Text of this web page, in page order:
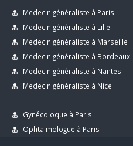
Medecin généraliste à Paris
Medecin généraliste à Lille
Medecin généraliste à Marseille
Medecin généraliste à Bordeaux
Medecin généraliste à Nantes
Medecin généraliste à Nice
Gynécoloque à Paris
Ophtalmologue à Paris